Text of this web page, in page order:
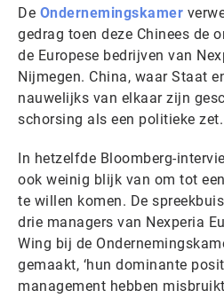
De Ondernemingskamer
gedrag toen deze Chinees de
de Europese bedrijven van
Nijmegen. China, waar Staat
nauwelijks van elkaar zijn
schorsing als een politieke zet.
In hetzelfde Bloomberg-
ook weinig blijk van om tot
te willen komen. De
drie managers van Nexperia
Wing bij de
gemaakt, ‘hun dominante
management hebben